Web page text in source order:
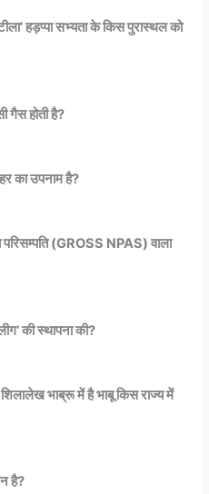
हड़प्पा सभ्यता के किस पुरास्थल को
गैस होती है?
का उपनाम है?
परिसम्पति (GROSS NPAS) वाला
की स्थापना की?
भाब्रू में है भाबू किस राज्य में
है?